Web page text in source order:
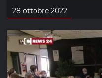
28 ottobre 2022